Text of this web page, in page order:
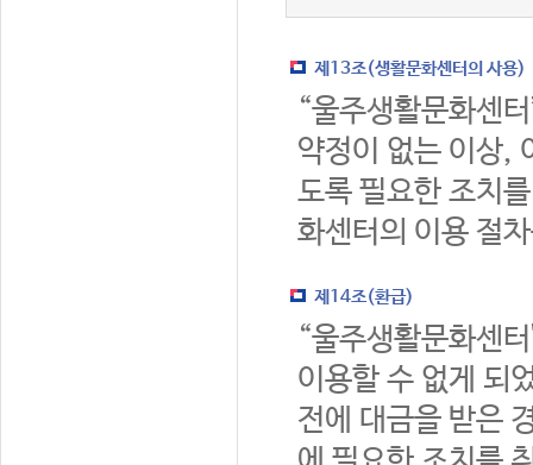
제13조(생활문화센터의 사용)
“울주생활문화센
약정이 없는 이상,
도록 필요한 조치
화센터의 이용 절
제14조(환급)
“울주생활문화센
이용할 수 없게 되
전에 대금을 받은